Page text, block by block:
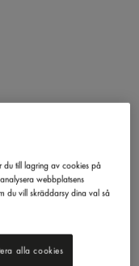
st
du till lagring av cookies på
webbplatsens
du vill skräddarsy dina val så
alla cookies